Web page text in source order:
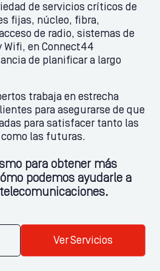
de servicios críticos de
fijas, núcleo, fibra,
de radio, sistemas de
en Connect44
de planificar a largo
trabaja en estrecha
para asegurarse de que
para satisfacer tanto las
las futuras.
para obtener más
podemos ayudarle a
Ver Servicios